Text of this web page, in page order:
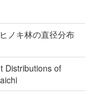
ノキ林の直径分布
Distributions of